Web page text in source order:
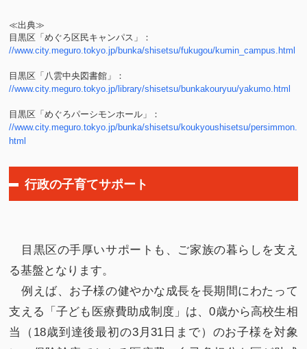
≪出典≫
目黒区「めぐろ区民キャンパス」：
//www.city.meguro.tokyo.jp/bunka/shisetsu/fukugou/kumin_campus.html
目黒区「八雲中央図書館」：
//www.city.meguro.tokyo.jp/library/shisetsu/bunkakouryuu/yakumo.html
目黒区「めぐろパーシモンホール」：
//www.city.meguro.tokyo.jp/bunka/shisetsu/koukyoushisetsu/persimmon.
html
行政の子育てサポート
目黒区の手厚いサポートも、ご家族の暮らしを支え
る基盤となります。
例えば、お子様の健やかな成長を長期間にわたって
支える「子ども医療費助成制度」は、0歳から高校生相
当（18歳到達後最初の3月31日まで）のお子様を対象